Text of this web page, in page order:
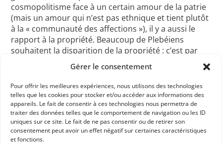
Gérer le consentement
Pour offrir les meilleures expériences, nous utilisons des technologies
telles que les cookies pour stocker et/ou accéder aux informations des
appareils. Le fait de consentir à ces technologies nous permettra de
traiter des données telles que le comportement de navigation ou les ID
uniques sur ce site. Le fait de ne pas consentir ou de retirer son
consentement peut avoir un effet négatif sur certaines caractéristiques
et fonctions.
cosmopolitisme face à un certain amour de la patrie
(mais un amour qui n’est pas ethnique et tient plutôt
à la « communauté des affections »), il y a aussi le
rapport à la propriété. Beaucoup de Plebéiens
souhaitent la disparition de la propriété : c’est par
exemple le cas de Babeuf alors que les Jacobins
veulent une république de petits propriétaires. Il y a
aussi l’ardeur : les Jacobins savent qu’il faut être
homme d’Etat, diriger. Les Plébéiens sont dans une
révolution, une combustion permanente. On espère
que les laves de la Révolution, en se refroidissant,
créeront des tables de loi. Mais on est dans la
combustion. Leur esthétique diffère : les Jacobins